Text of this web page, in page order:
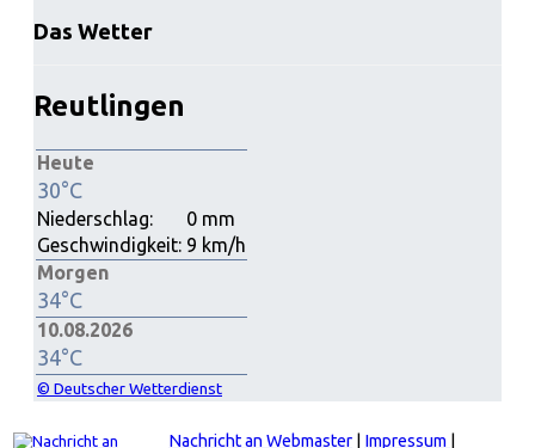
Das Wetter
Reutlingen
Heute
30°C
Niederschlag:
0 mm
Geschwindigkeit: 9 km/h
Morgen
34°C
10.08.2026
34°C
© Deutscher Wetterdienst
Nachricht an Webmaster Impressum